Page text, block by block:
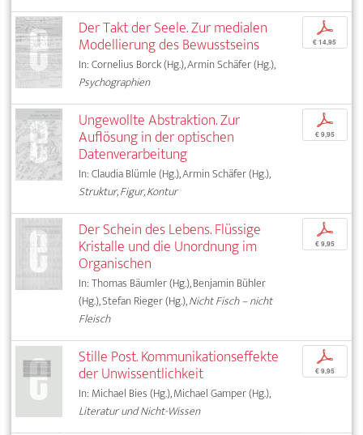
Der Takt der Seele. Zur medialen
Modellierung des Bewusstseins
In: Cornelius Borck (Hg.), Armin Schäfer (Hg.),
Psychographien
p
€ 14,95
Ungewollte Abstraktion. Zur
Auflösung in der optischen
Datenverarbeitung
In: Claudia Blümle (Hg.), Armin Schäfer (Hg.),
Struktur, Figur, Kontur
p
€ 9,95
Der Schein des Lebens. Flüssige
Kristalle und die Unordnung im
Organischen
In: Thomas Bäumler (Hg.), Benjamin Bühler
(Hg.), Stefan Rieger (Hg.),Nicht Fisch – nicht
Fleisch
p
€ 9,95
Stille Post. Kommunikationseffekte
der Unwissentlichkeit
In: Michael Bies (Hg.), Michael Gamper (Hg.),
Literatur und Nicht-Wissen
p
€ 9,95